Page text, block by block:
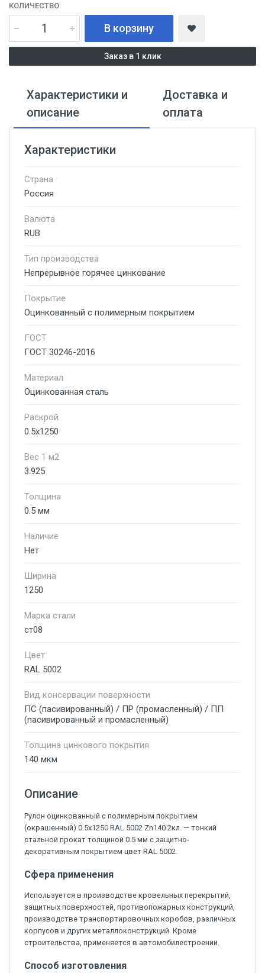
КОЛИЧЕСТВО
В корзину
Заказ в 1 клик
Характеристики и
описание
Доставка и
оплата
Характеристики
Страна
Россия
Валюта
RUB
Тип производства
Непрерывное горячее цинкование
Покрытие
Оцинкованный с полимерным покрытием
ГОСТ
ГОСТ 30246-2016
Материал
Оцинкованная сталь
Раскрой
0.5x1250
Вес 1 м2
3.925
Толщина
0.5 мм
Наличие
Нет
Ширина
1250
Марка стали
ст08
Цвет
RAL 5002
Вид консервации поверхности
ПС (пасивированный) / ПР (промасленный) / ПП
(пасивированный и промасленный)
Толщина цинкового покрытия
140 мкм
Описание
Рулон оцинкованный с полимерным покрытием
(окрашенный) 0.5x1250 RAL 5002 Zn140 2кл. — тонкий
стальной прокат толщиной 0.5 мм с защитно-
декоративным покрытием цвет RAL 5002.
Сфера применения
Используется в производстве кровельных перекрытий,
защитных поверхностей, противопожарных конструкций,
производстве транспортировочных коробов, различных
корпусов и других металлоконструкций. Кроме
строительства, применяется в автомобилестроении.
Способ изготовления